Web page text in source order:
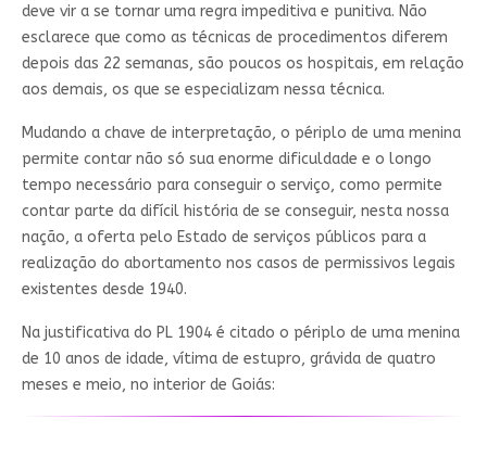
deve vir a se tornar uma regra impeditiva e punitiva. Não
esclarece que como as técnicas de procedimentos diferem
depois das 22 semanas, são poucos os hospitais, em relação
aos demais, os que se especializam nessa técnica.
Mudando a chave de interpretação, o périplo de uma menina
permite contar não só sua enorme dificuldade e o longo
tempo necessário para conseguir o serviço, como permite
contar parte da difícil história de se conseguir, nesta nossa
nação, a oferta pelo Estado de serviços públicos para a
realização do abortamento nos casos de permissivos legais
existentes desde 1940.
Na justificativa do PL 1904 é citado o périplo de uma menina
de 10 anos de idade, vítima de estupro, grávida de quatro
meses e meio, no interior de Goiás: